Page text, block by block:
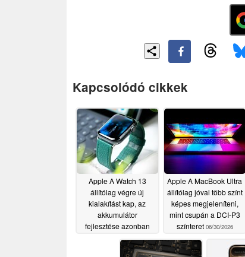
Kapcsolódó cikkek
Apple A Watch 13
állítólag végre új
kialakítást kap, az
akkumulátor
fejlesztése azonban
07/01/2026
Apple A MacBook Ultra
állítólag jóval több színt
képes megjeleníteni,
mint csupán a DCI-P3
színteret 06/30/2026